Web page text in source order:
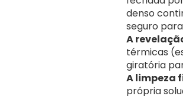
denso
seguro
A
térmicas
giratória
A limpeza
própria